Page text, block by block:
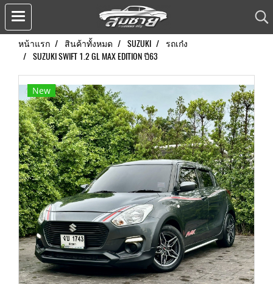
หน้าแรก สินค้าทั้งหมด SUZUKI
รถเก๋ง
SUZUKI SWIFT 1.2 GL MAX EDITION ปี63
New